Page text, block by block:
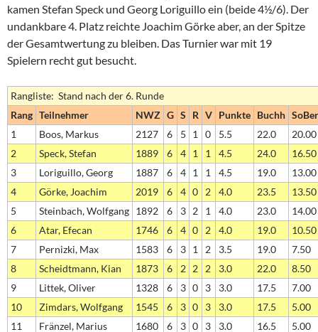
kamen Stefan Speck und Georg Loriguillo ein (beide 4½/6). Der
undankbare 4. Platz reichte Joachim Görke aber, an der Spitze
der Gesamtwertung zu bleiben. Das Turnier war mit 19
Spielern recht gut besucht.
Rangliste: Stand nach der 6. Runde
Rang Teilnehmer NWZ G S R V Punkte Buchh
1
Boos, Markus 2127 6 5 1 0 5.5 22.0
20.00
2
Speck, Stefan 1889 6 4 1 1 4.5 24.0
16.50
3
Loriguillo, Georg 1887 6 4 1 1 4.5 19.0
13.00
4
Görke, Joachim 2019 6 4 0 2 4.0 23.5
13.50
5
Steinbach, Wolfgang 1892 6 3 2 1 4.0 23.0
14.00
6
Atar, Efecan 1746 6 4 0 2 4.0 19.0
10.50
7
Pernizki, Max 1583 6 3 1 2 3.5 19.0
7.50
8
Scheidtmann, Kian 1873 6 2 2 2 3.0 22.0
8.50
9
Littek, Oliver 1328 6 3 0 3 3.0 17.5
7.00
10
Zimdars, Wolfgang 1545 6 3 0 3 3.0 17.5
5.00
11
Fränzel, Marius 1680 6 3 0 3 3.0 16.5 5.00